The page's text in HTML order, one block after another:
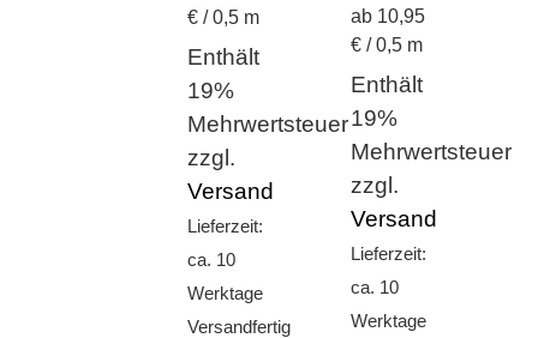
€ / 0,5 m
Enthält
19%
Mehrwertsteuer
zzgl.
Versand
Lieferzeit:
ca. 10
Werktage
Versandfertig
ab 10,95
€ / 0,5 m
Enthält
19%
Mehrwertsteuer
zzgl.
Versand
Lieferzeit:
ca. 10
Werktage